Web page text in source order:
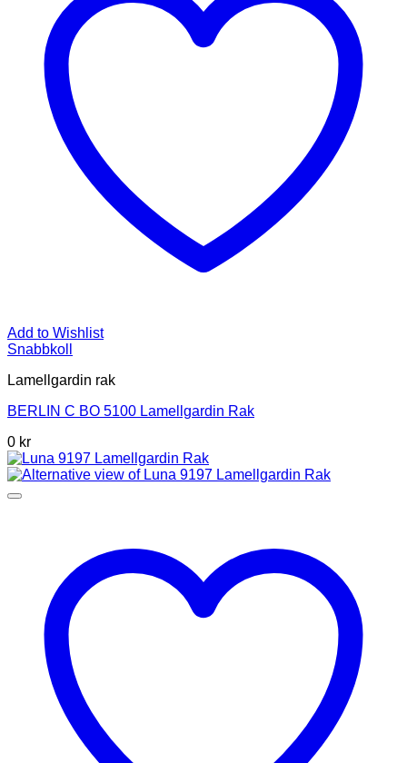
Add to Wishlist
Snabbkoll
Lamellgardin rak
BERLIN C BO 5100 Lamellgardin Rak
0 kr